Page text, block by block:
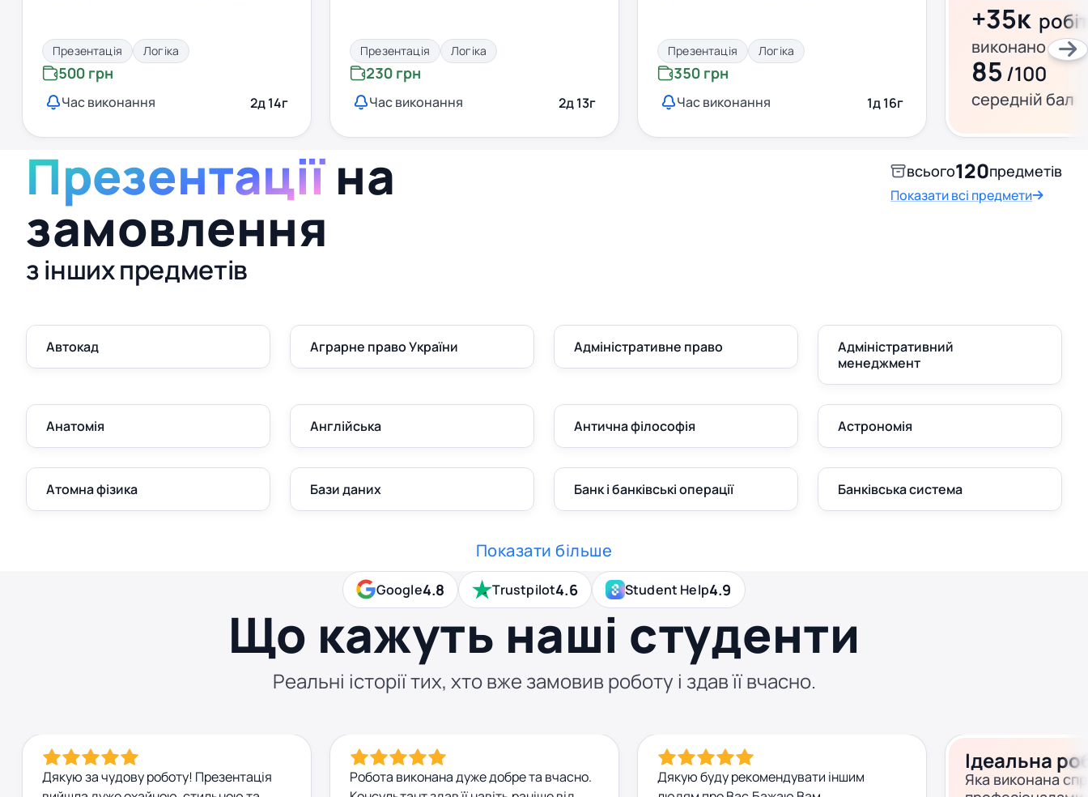
Презентація Логіка
500 грн
Час виконання 2д 14г
Презентація Логіка
230 грн
Час виконання 2д 13г
Презентація Логіка
350 грн
Час виконання 1д 16г
+35к
виконано за
85/100
середній бал
Презентаціїна
замовлення
з інших предметів
всього120предметів
Показати всі предмети
Автокад Аграрне право України Адміністративне право
Адміністративний
менеджмент
Анатомія Англійська Антична філософія Астрономія
Атомна фізика Бази даних Банк і банківські операції Банківська система
Показати більше
Google4.8 Trustpilot4.6 Student Help4.9
Що кажуть наші студенти
Реальні історії тих, хто вже замовив роботу і здав її вчасно.
Дякую за чудову роботу! Презентація
Робота виконана дуже добре та вчасно.
Дякую буду рекомендувати іншим
Ідеальна
Яка виконана